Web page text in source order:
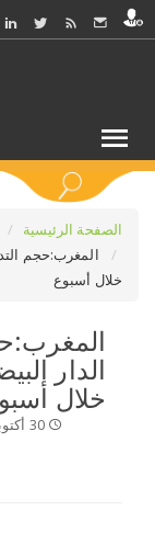
الصفحة الرئيسية
خلال أسبوع
خلال
30 أكتوبر 2023 /